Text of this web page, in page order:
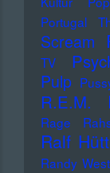
Portugal
Scream
TV
Pulp
R.E.M.
Rage
Ralf
Randy